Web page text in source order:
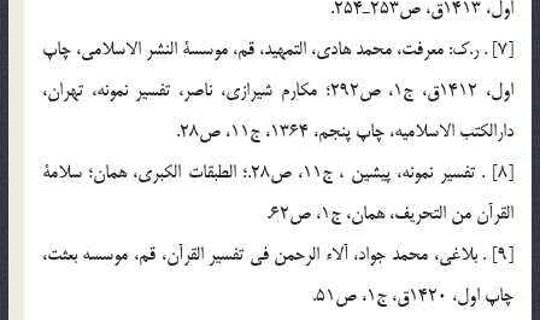
اول، 1413ق، ص253ـ254.
[7] . ر.ك: معرفت، محمد هادي، التمهيد، قم، موسسة النشر الاسلامي، چاپ
اول، 1412ق، ج1، ص292؛ مكارم شيرازي، ناصر، تفسير نمونه، تهران،
دارالكتب الاسلاميه، چاپ پنجم، 1364، ج11، ص28.
[8] . تفسير نمونه، پيشين ، ج11، ص28.؛ الطبقات الكبري، همان؛ سلامة
القرآن من التحريف، همان، ج1، ص62.
[9] . بلاغي، محمد جواد، آلاء الرحمن في تفسير القرآن، قم، موسسه بعثت،
چاپ اول، 1420ق، ج1، ص51.